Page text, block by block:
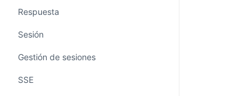
Respuesta
Sesión
Gestión de sesiones
SSE